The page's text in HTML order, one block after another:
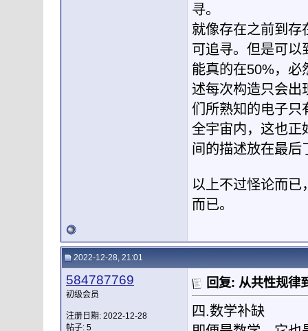
寻。
就像存在之前到存
可追寻。但是可以
能真的在50%，必
述每次构造只会出
们所熟知的电子只
全宇宙内，这也正
间的描述放在最后
以上不过怪论而已
而已。
2022-12-28, 21:01
584787769
初级会员
注册日期: 2022-12-28
帖子: 5
回复: 从共性规律
四.数学补缺